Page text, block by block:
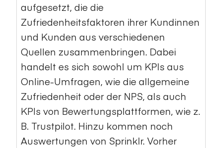
aufgesetzt, die die
Zufriedenheitsfaktoren ihrer Kundinnen
und Kunden aus verschiedenen
Quellen zusammenbringen. Dabei
handelt es sich sowohl um KPIs aus
Online-Umfragen, wie die allgemeine
Zufriedenheit oder der NPS, als auch
KPIs von Bewertungsplattformen, wie z.
B. Trustpilot. Hinzu kommen noch
Auswertungen von Sprinklr. Vorher